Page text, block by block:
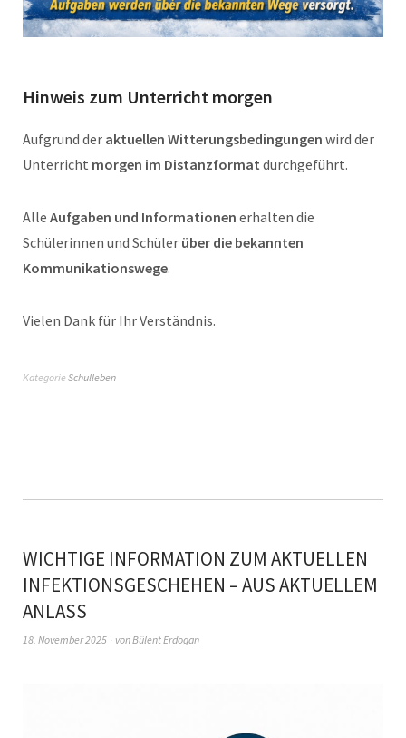
Hinweis zum Unterricht morgen
Aufgrund der aktuellen Witterungsbedingungen wird der
Unterricht morgen im Distanzformat durchgeführt.
Alle Aufgaben und Informationen erhalten die
Schülerinnen und Schüler über die bekannten
Kommunikationswege.
Vielen Dank für Ihr Verständnis.
Kategorie Schulleben
WICHTIGE INFORMATION ZUM AKTUELLEN
INFEKTIONSGESCHEHEN – AUS AKTUELLEM
ANLASS
18. November 2025 vonBülent Erdogan